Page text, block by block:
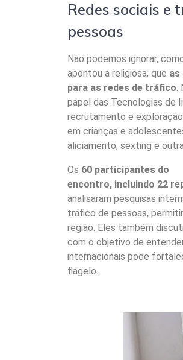
Redes sociais e
pessoas
Não podemos ignorar,
apontou a religiosa, que as
para as redes de tráfico.
papel das Tecnologias de
recrutamento e
em crianças e
aliciamento, sexting e
Os 60 participantes do
encontro, incluindo 22
analisaram pesquisas
tráfico de pessoas,
região. Eles também
com o objetivo de
internacionais pode
flagelo.